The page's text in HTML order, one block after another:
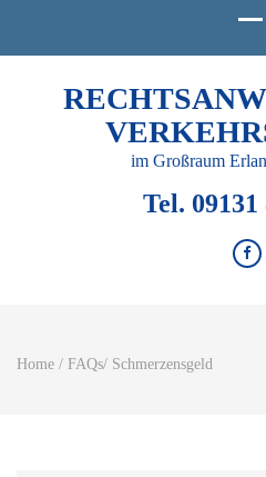
im Großraum
Tel. 09131
Home / FAQs/ Schmerzensgeld